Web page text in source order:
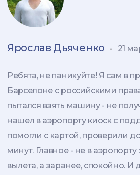
Ярослав Дьяченко - 21
Ребята, не паникуйте! Я сам в
Барселоне с российскими
пытался взять машину - не
нашел в аэропорту киоск с
помогли с картой, проверили
минут. Главное - не в аэропорту
вылета, а заранее, спокойно. И